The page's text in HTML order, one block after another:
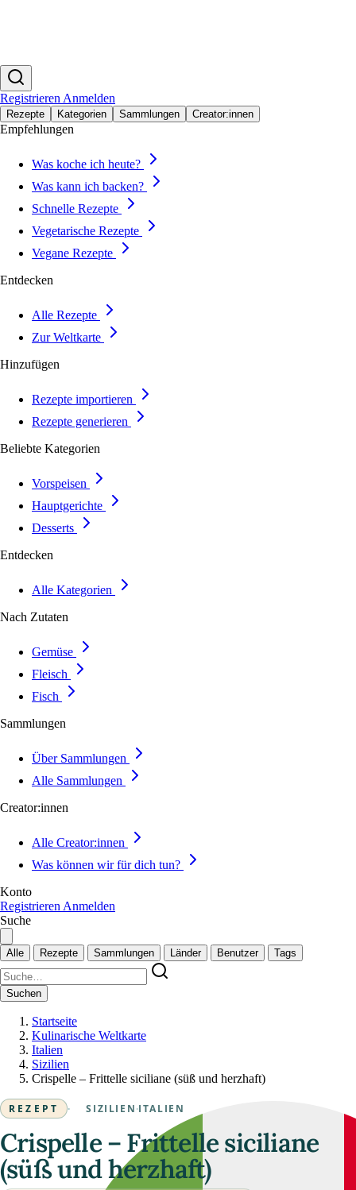
Registrieren Anmelden
Rezepte Kategorien Sammlungen Creator:innen
Empfehlungen
Was koche ich heute?
Was kann ich backen?
Schnelle Rezepte
Vegetarische Rezepte
Vegane Rezepte
Entdecken
Alle Rezepte
Zur Weltkarte
Hinzufügen
Rezepte importieren
Rezepte generieren
Beliebte Kategorien
Vorspeisen
Hauptgerichte
Desserts
Entdecken
Alle Kategorien
Nach Zutaten
Gemüse
Fleisch
Fisch
Sammlungen
Über Sammlungen
Alle Sammlungen
Creator:innen
Alle Creator:innen
Was können wir für dich tun?
Konto
Registrieren Anmelden
Suche
Alle Rezepte Sammlungen Länder Benutzer Tags
Suchen
Startseite
Kulinarische Weltkarte
Italien
Sizilien
Crispelle – Frittelle siciliane (süß und herzhaft)
REZEPT · SIZILIEN ·ITALIEN
Crispelle – Frittelle siciliane
(süß und herzhaft)